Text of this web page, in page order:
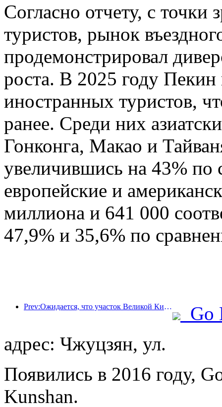
Согласно отчету, с точки
туристов, рынок
продемонстрировал
роста. В 2025 году
иностранных туристов,
ранее. Среди них
Гонконга, Макао и
увеличившись на 43%
европейские и
миллиона и 641 000
47,9% и 35,6% по
Prev:Ожидается, что участок Великой Китайской стены Цзянцзюньгуань в районе Пингу города Пекина будет открыт для публики уже к концу 2026 года.
Go
адрес: Чжуцзян, ул.
Появились в 2016 году,
Kunshan.